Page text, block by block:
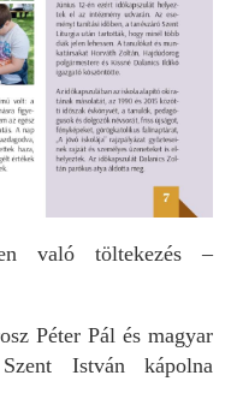
való töltekezés –
Péter Pál és magyar
István kápolna